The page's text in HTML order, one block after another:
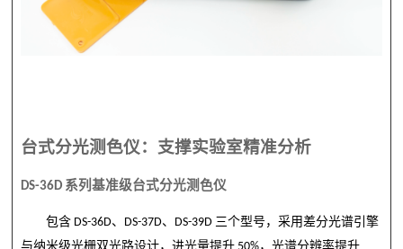
台式分光测色仪：支撑实验室精准分析
DS-36D 系列基准级台式分光测色仪
包含 DS-36D、 DS-37D、 DS-39D 三个型号，采用差分光谱引擎